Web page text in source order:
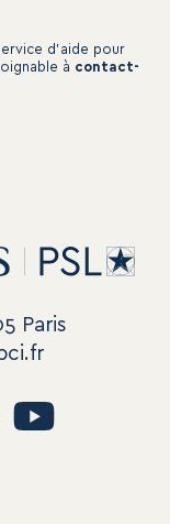
d’aide pour
à contact-
Paris